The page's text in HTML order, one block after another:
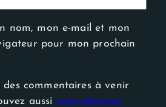
nom, mon e-mail et mon
pour mon prochain
commentaires à venir
aussi vous abonner